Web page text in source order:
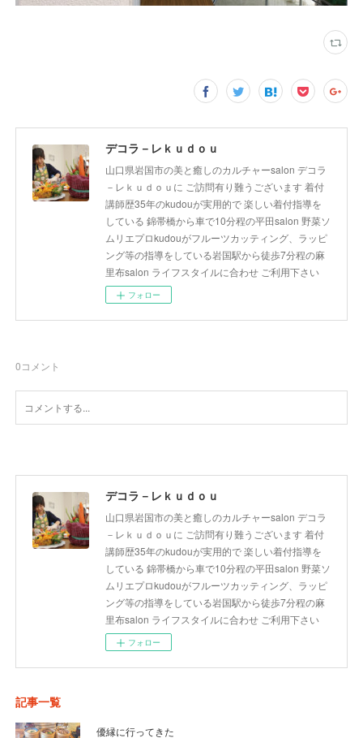
デコラ－レｋｕｄｏｕ
山口県岩国市の美と癒しのカルチャーsalon デコラ
－レｋｕｄｏｕに ご訪問有り難うございます 着付
講師歴35年のkudouが実用的で 楽しい着付指導を
している 錦帯橋から車で10分程の平田salon 野菜ソ
ムリエプロkudouがフルーツカッティング、ラッピ
ング等の指導をしている岩国駅から徒歩7分程の麻
里布salon ライフスタイルに合わせ ご利用下さい
フォロー
0コメント
デコラ－レｋｕｄｏｕ
山口県岩国市の美と癒しのカルチャーsalon デコラ
－レｋｕｄｏｕに ご訪問有り難うございます 着付
講師歴35年のkudouが実用的で 楽しい着付指導を
している 錦帯橋から車で10分程の平田salon 野菜ソ
ムリエプロkudouがフルーツカッティング、ラッピ
ング等の指導をしている岩国駅から徒歩7分程の麻
里布salon ライフスタイルに合わせ ご利用下さい
フォロー
記事一覧
優縁に行ってきた